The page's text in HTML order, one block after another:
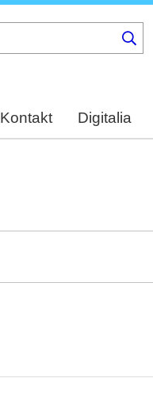
Kontakt Digitalia